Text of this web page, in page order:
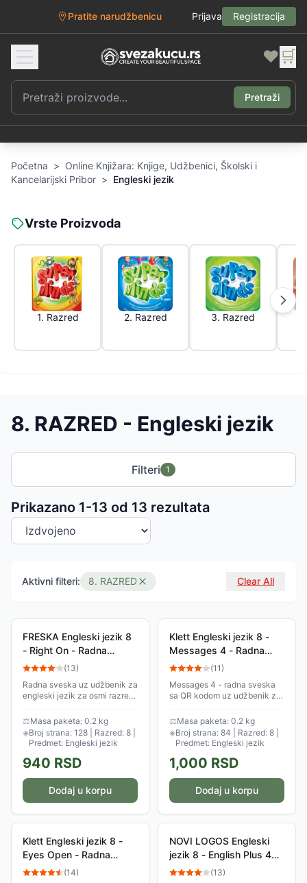
Pratite narudžbenicu Prijava Registracija
❤️ 🛒
Pretraži
Početna > Online Knjižara: Knjige, Udžbenici, Školski i
Kancelarijski Pribor > Engleski jezik
Vrste Proizvoda
1. Razred 2. Razred 3. Razred
8. RAZRED - Engleski jezik
Filteri 1
Prikazano 1-13 od 13 rezultata
Sortiranje proizvoda
Aktivni filteri: 8. RAZRED Clear All
FRESKA Engleski jezik 8
- Right On - Radna
sveska za osmi razred
(13)
Radna sveska uz udžbenik za
engleski jezik za osmi razred
Freska. Autor: Dženi Duli.
⚖Masa paketa: 0.2 kg
◈Broj strana: 128 | Razred: 8 |
Predmet: Engleski jezik
940 RSD
Dodaj u korpu
Klett Engleski jezik 8 -
Messages 4 - Radna
sveska za osmi razred
(11)
Messages 4 - radna sveska
sa QR kodom uz udžbenik za
osnovne škole, izdavač Klett.
Autori: Diana Goodey,
Meredith Levy,...
⚖Masa paketa: 0.2 kg
◈Broj strana: 84 | Razred: 8 |
Predmet: Engleski jezik
1,000 RSD
Dodaj u korpu
Klett Engleski jezik 8 -
Eyes Open - Radna
sveska za osmi razred
(14)
NOVI LOGOS Engleski
jezik 8 - English Plus 4
(2nd Edition) - Radna
(13)